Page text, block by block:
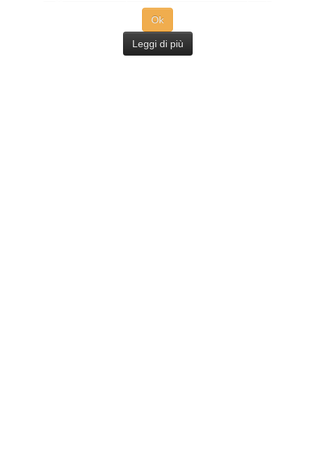
Ok
Leggi di più